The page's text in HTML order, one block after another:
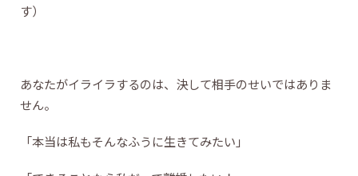
す）
あなたがイライラするのは、決して相手のせいではありま
せん。
「本当は私もそんなふうに生きてみたい」